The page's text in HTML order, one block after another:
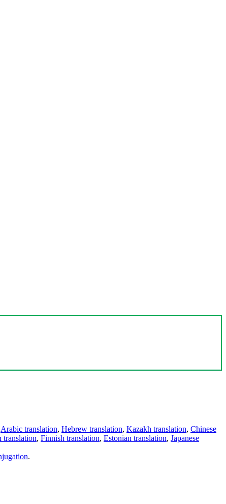
Arabic translation, Hebrew translation, Kazakh translation, Chinese
translation, Finnish translation, Estonian translation, Japanese
.